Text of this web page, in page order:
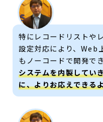
特にレコードリストや
設定対応により、Web
もノーコードで開発で
システムを内製してい
に、よりお応えできる